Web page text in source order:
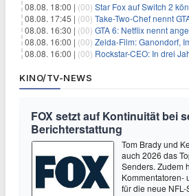
08.08. 18:00 | (00) Star Fox auf Switch 2
08.08. 17:45 | (00) Take-Two-Chef nennt GTA 6 für 80
08.08. 16:30 | (00) GTA 6: Netflix nennt angeblich
08.08. 16:00 | (00) Zelda-Film: Ganondorf, Impa und
08.08. 16:00 | (00) Rockstar-CEO: In drei Jahren
KINO/TV-NEWS
FOX setzt auf Kontinuität bei
Berichterstattung
Tom Brady und
auch 2026 das
Senders. Zudem
Kommentatoren-
für die neue